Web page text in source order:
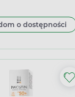
o dostępności